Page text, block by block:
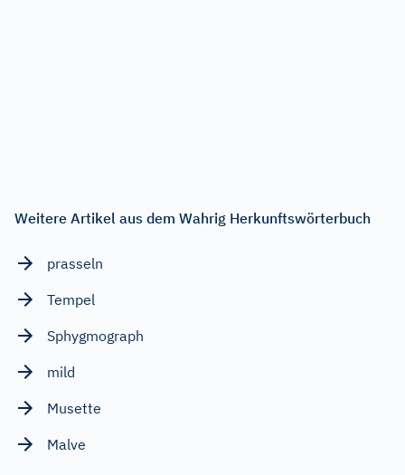
Weitere Artikel aus dem Wahrig Herkunftswörterbuch
prasseln
Tempel
Sphygmograph
mild
Musette
Malve